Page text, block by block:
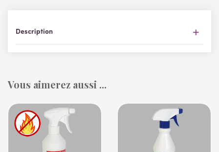
Description
Vous aimerez aussi ...